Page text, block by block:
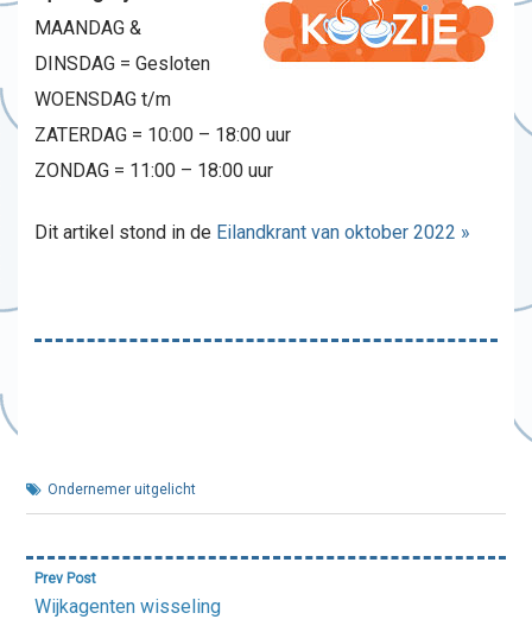
MAANDAG &
DINSDAG = Gesloten
WOENSDAG t/m
ZATERDAG = 10:00 – 18:00 uur
ZONDAG = 11:00 – 18:00 uur
Dit artikel stond in de Eilandkrant van oktober 2022 »
Ondernemer uitgelicht
Bericht
navigatie
Prev Post
Wijkagenten wisseling